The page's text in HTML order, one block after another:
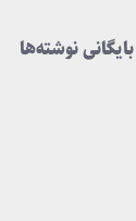
بایگانی نوشته‌ها